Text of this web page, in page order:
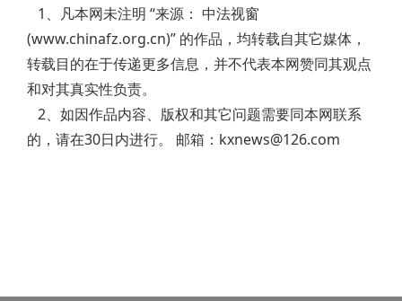
1、凡本网未注明 “来源： 中法视窗
(www.chinafz.org.cn)” 的作品，均转载自其它媒体，
转载目的在于传递更多信息，并不代表本网赞同其观点
和对其真实性负责。
2、如因作品内容、版权和其它问题需要同本网联系
的，请在30日内进行。 邮箱：kxnews@126.com